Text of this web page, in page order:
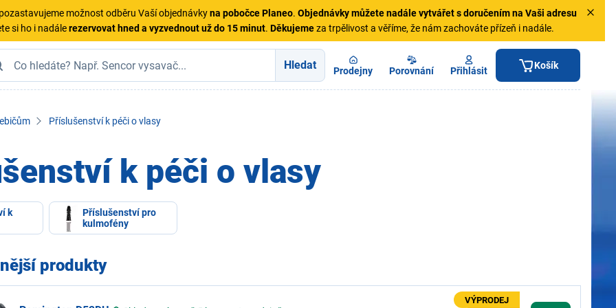
možnost odběru Vaší objednávkyna pobočce Planeo. Objednávkymůžete nadále vytvářet s doručením na Vaši adresu
si ho i nadálerezervovat hned a vyzvednout už do 15 minut. Děkujemeza trpělivost a věříme, že nám zachováte přízeň i nadále.
Hledat Prodejny Porovnání Přihlásit Košík
Příslušenství k péči o vlasy
k péči o vlasy
k
Příslušenství pro
kulmofény
produkty
VÝPRODEJ